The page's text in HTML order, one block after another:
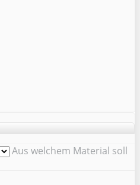
Aus welchem Material soll